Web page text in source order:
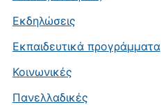
Εκδηλώσεις
Εκπαιδευτικά προγράμματα
Κοινωνικές
Πανελλαδικές